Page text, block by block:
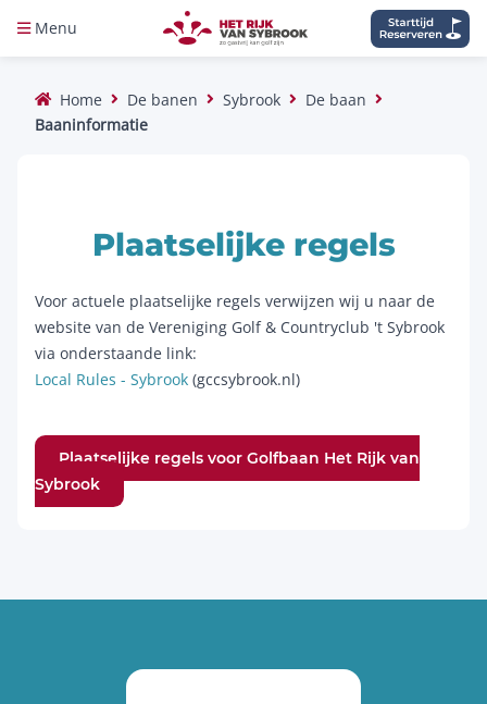
Menu
Home De banen Sybrook
De baan
Baaninformatie
Plaatselijke regels
Voor actuele plaatselijke regels verwijzen wij u naar de
website van de Vereniging Golf & Countryclub 't Sybrook
via onderstaande link:
Local Rules - Sybrook (gccsybrook.nl)
Plaatselijke regels voor Golfbaan Het Rijk van
Sybrook